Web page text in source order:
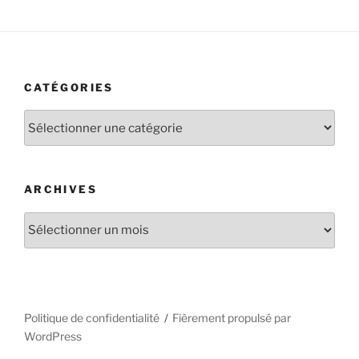
CATÉGORIES
ARCHIVES
Politique de confidentialité
Fièrement propulsé par
WordPress